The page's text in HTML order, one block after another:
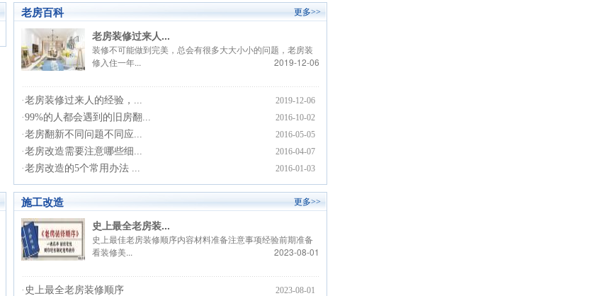
老房百科 更多>>
老房装修过来人...
装修不可能做到完美，总会有很多大大小小的问题，老房装
修入住一年...
2019-12-06
·老房装修过来人的经验，... 2019-12-06
·99%的人都会遇到的旧房翻... 2016-10-02
·老房翻新不同问题不同应... 2016-05-05
·老房改造需要注意哪些细... 2016-04-07
·老房改造的5个常用办法 ... 2016-01-03
施工改造 更多>>
史上最全老房装...
史上最佳老房装修顺序内容材料准备注意事项经验前期准备
看装修美...
2023-08-01
· 史上最全老房装修顺序 2023-08-01